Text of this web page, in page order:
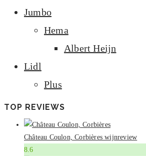
Jumbo
Hema
Albert Heijn
Lidl
Plus
TOP REVIEWS
Château Coulon, Corbières wijnreview
8.6